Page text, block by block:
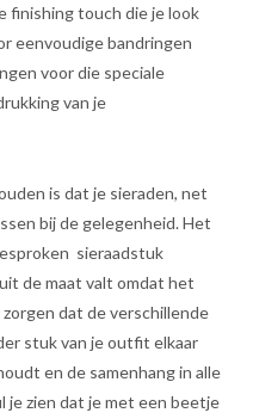
finishing touch die je look
eenvoudige bandringen
voor die speciale
van je
is dat je sieraden, net
bij de gelegenheid. Het
sieraadstuk
de maat valt omdat het
dat de verschillende
stuk van je outfit elkaar
en de samenhang in alle
je zien dat je met een beetje